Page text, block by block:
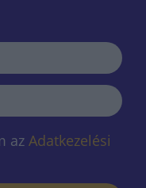
az Adatkezelési